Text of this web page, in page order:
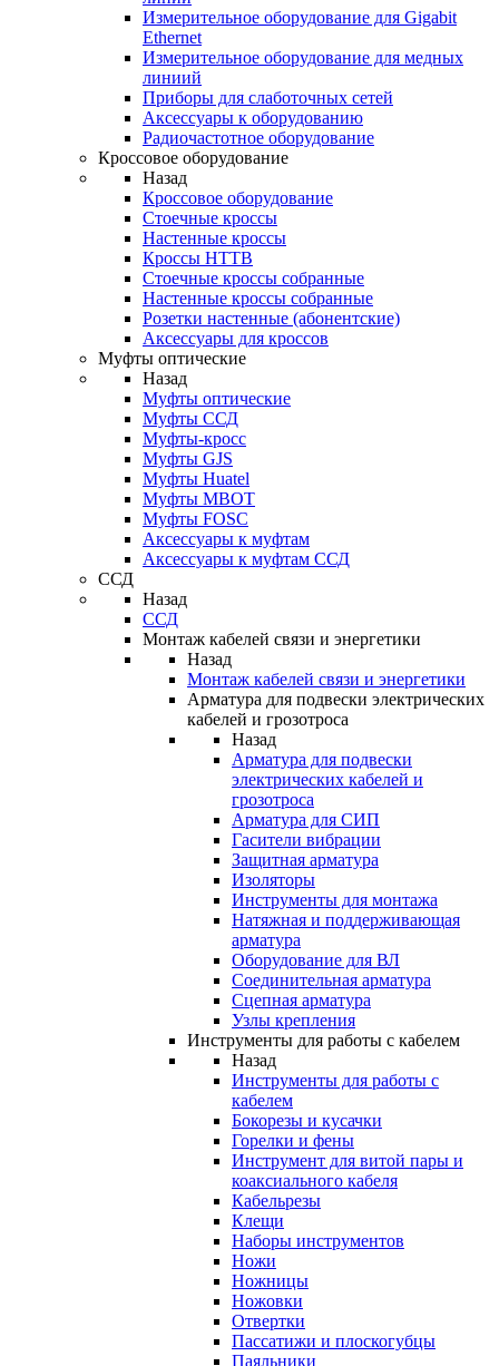
Измерительное оборудование для Gigabit
Ethernet
Измерительное оборудование для медных
линиий
Приборы для слаботочных сетей
Аксессуары к оборудованию
Радиочастотное оборудование
Кроссовое оборудование
Назад
Кроссовое оборудование
Стоечные кроссы
Настенные кроссы
Кроссы HTTB
Стоечные кроссы собранные
Настенные кроссы собранные
Розетки настенные (абонентские)
Аксессуары для кроссов
Муфты оптические
Назад
Муфты оптические
Муфты ССД
Муфты-кросс
Муфты GJS
Муфты Huatel
Муфты МВОТ
Муфты FOSC
Аксессуары к муфтам
Аксессуары к муфтам ССД
ССД
Назад
ССД
Монтаж кабелей связи и энергетики
Назад
Монтаж кабелей связи и энергетики
Арматура для подвески электрических
кабелей и грозотроса
Назад
Арматура для подвески
электрических кабелей и
грозотроса
Арматура для СИП
Гасители вибрации
Защитная арматура
Изоляторы
Инструменты для монтажа
Натяжная и поддерживающая
арматура
Оборудование для ВЛ
Соединительная арматура
Сцепная арматура
Узлы крепления
Инструменты для работы с кабелем
Назад
Инструменты для работы с
кабелем
Бокорезы и кусачки
Горелки и фены
Инструмент для витой пары и
коаксиального кабеля
Кабельрезы
Клещи
Наборы инструментов
Ножи
Ножницы
Ножовки
Отвертки
Пассатижи и плоскогубцы
Паяльники